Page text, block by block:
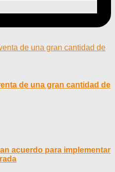
de una gran cantidad de
acuerdo para implementar